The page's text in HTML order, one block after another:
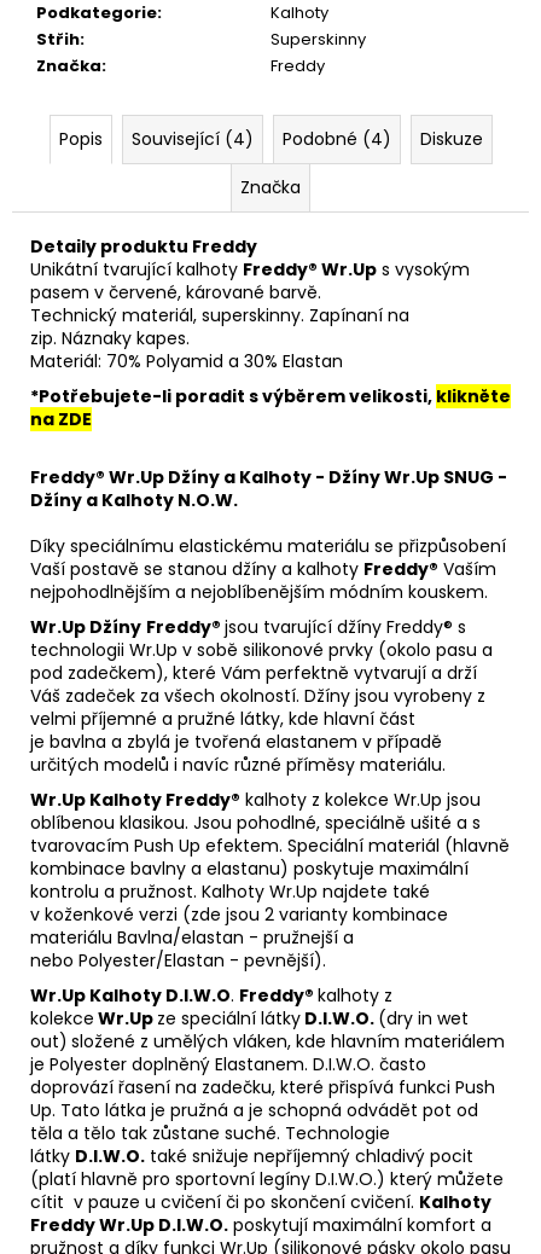
Podkategorie:
Kalhoty
Střih:
Superskinny
Značka: Freddy
Popis Související (4) Podobné (4)
Diskuze
Značka
Detaily produktu Freddy
Unikátní tvarující kalhoty Freddy® Wr.Up s vysokým
pasem v červené, kárované barvě.
Technický materiál, superskinny. Zapínaní na
zip. Náznaky kapes.
Materiál: 70% Polyamid a 30% Elastan
*Potřebujete-li poradit s výběrem velikosti, klikněte
na ZDE
Freddy® Wr.Up Džíny a Kalhoty - Džíny Wr.Up SNUG -
Džíny a Kalhoty N.O.W.
Díky speciálnímu elastickému materiálu se přizpůsobení
Vaší postavě se stanou džíny a kalhoty Freddy® Vaším
nejpohodlnějším a nejoblíbenějším módním kouskem.
Wr.Up Džíny Freddy® jsou tvarující džíny Freddy® s
technologii Wr.Up v sobě silikonové prvky (okolo pasu a
pod zadečkem), které Vám perfektně vytvarují a drží
Váš zadeček za všech okolností. Džíny jsou vyrobeny z
velmi příjemné a pružné látky, kde hlavní část
je bavlna a zbylá je tvořená elastanem v případě
určitých modelů i navíc různé příměsy materiálu.
Wr.Up Kalhoty Freddy® kalhoty z kolekce Wr.Up jsou
oblíbenou klasikou. Jsou pohodlné, speciálně ušité a s
tvarovacím Push Up efektem. Speciální materiál (hlavně
kombinace bavlny a elastanu) poskytuje maximální
kontrolu a pružnost. Kalhoty Wr.Up najdete také
v koženkové verzi (zde jsou 2 varianty kombinace
materiálu Bavlna/elastan - pružnejší a
nebo Polyester/Elastan - pevnější).
Wr.Up Kalhoty D.I.W.O. Freddy® kalhoty z
kolekce Wr.Up ze speciální látky D.I.W.O. (dry in wet
out) složené z umělých vláken, kde hlavním materiálem
je Polyester doplněný Elastanem. D.I.W.O. často
doprovází řasení na zadečku, které přispívá funkci Push
Up. Tato látka je pružná a je schopná odvádět pot od
těla a tělo tak zůstane suché. Technologie
látky D.I.W.O. také snižuje nepříjemný chladivý pocit
(platí hlavně pro sportovní legíny D.I.W.O.) který můžete
cítit v pauze u cvičení či po skončení cvičení. Kalhoty
Freddy Wr.Up D.I.W.O. poskytují maximální komfort a
pružnost a díky funkci Wr.Up (silikonové pásky okolo pasu